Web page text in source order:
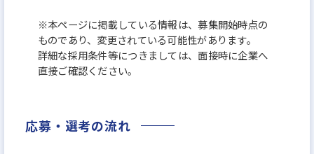
※本ページに掲載している情報は、募集開始時点の
ものであり、変更されている可能性があります。
詳細な採用条件等につきましては、面接時に企業へ
直接ご確認ください。
応募・選考の流れ